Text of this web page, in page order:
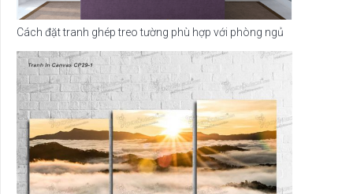
Cách đặt tranh ghép treo tường phù hợp với phòng ngủ